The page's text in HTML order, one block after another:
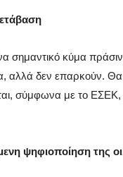
σημαντικό κύμα
αλλά δεν επαρκούν. Θα
σύμφωνα με το
ψηφιοποίηση της